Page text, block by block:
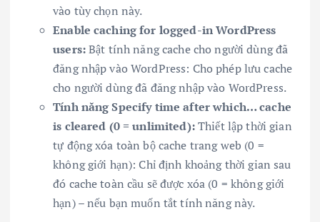
vào tùy chọn này.
Enable caching for logged-in WordPress
users:Bật tính năng cache cho người dùng đã
đăng nhập vào WordPress: Cho phép lưu cache
cho người dùng đã đăng nhập vào WordPress.
Tính năng Specify time after which… cache
is cleared (0 = unlimited):Thiết lập thời gian
tự động xóa toàn bộ cache trang web (0 =
không giới hạn): Chỉ định khoảng thời gian sau
đó cache toàn cầu sẽ được xóa (0 = không giới
hạn) – nếu bạn muốn tắt tính năng này.